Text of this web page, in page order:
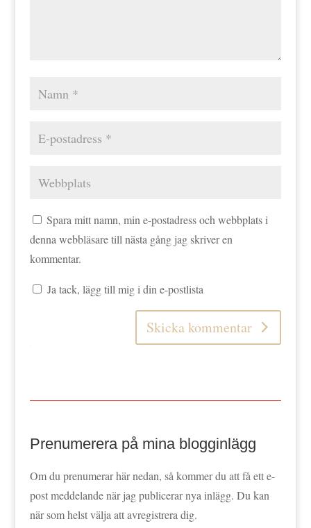
Spara mitt namn, min e-postadress och webbplats i
denna webbläsare till nästa gång jag skriver en
kommentar.
Ja tack, lägg till mig i din e-postlista
Skicka kommentar
Prenumerera på mina blogginlägg
Om du prenumerar här nedan, så kommer du att få ett e-
post meddelande när jag publicerar nya inlägg. Du kan
när som helst välja att avregistrera dig.